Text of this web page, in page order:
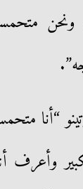
“أنا
وأعرف